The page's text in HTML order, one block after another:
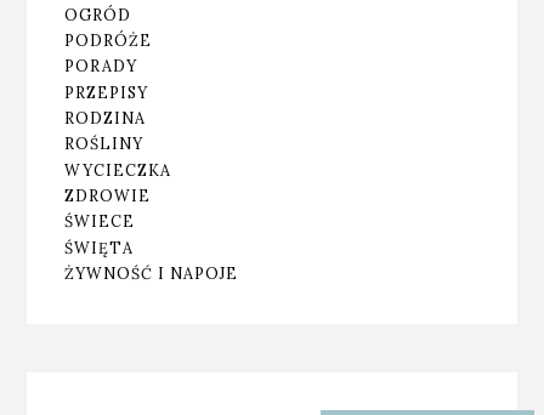
OGRÓD
PODRÓŻE
PORADY
PRZEPISY
RODZINA
ROŚLINY
WYCIECZKA
ZDROWIE
ŚWIECE
ŚWIĘTA
ŻYWNOŚĆ I NAPOJE